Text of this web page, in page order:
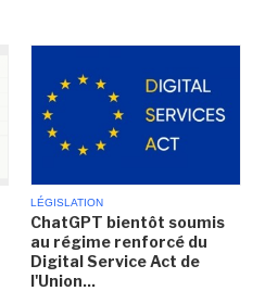
LÉGISLATION
ChatGPT bientôt soumis
au régime renforcé du
Digital Service Act de
l'Union...